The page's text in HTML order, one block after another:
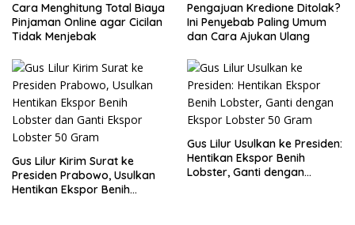
Cara Menghitung Total Biaya
Pinjaman Online agar Cicilan
Tidak Menjebak
Pengajuan Kredione Ditolak?
Ini Penyebab Paling Umum
dan Cara Ajukan Ulang
Gus Lilur Kirim Surat ke
Presiden Prabowo, Usulkan
Hentikan Ekspor Benih
Gus Lilur Usulkan ke Presiden:
Hentikan Ekspor Benih
Lobster, Ganti dengan